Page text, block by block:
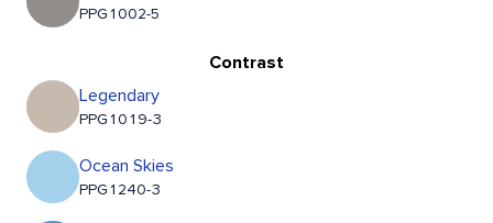
PPG1002-5
Contrast
Legendary
PPG1019-3
Ocean Skies
PPG1240-3